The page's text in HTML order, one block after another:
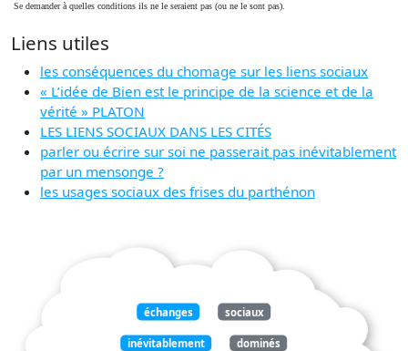
Se demander à quelles conditions ils ne le seraient pas (ou ne le sont pas).
Liens utiles
les conséquences du chomage sur les liens sociaux
« L’idée de Bien est le principe de la science et de la
vérité » PLATON
LES LIENS SOCIAUX DANS LES CITÉS
parler ou écrire sur soi ne passerait pas inévitablement
par un mensonge ?
les usages sociaux des frises du parthénon
échanges sociaux
inévitablement dominés